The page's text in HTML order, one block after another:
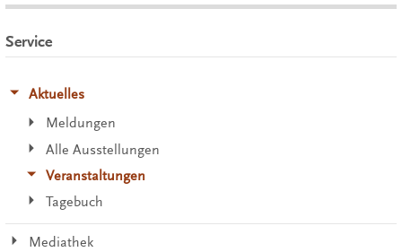
Service
Aktuelles
Meldungen
Alle Ausstellungen
Veranstaltungen
Tagebuch
Mediathek